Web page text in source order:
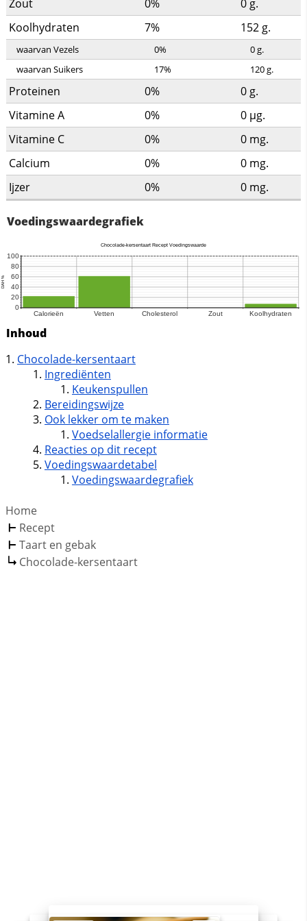
Zout 0% 0 g.
Koolhydraten
7% 152 g.
waarvan Vezels 0% 0g.
waarvan Suikers
17% 120g.
Proteinen 0% 0 g.
Vitamine A
0% 0 µg.
Vitamine C
0% 0 mg.
Calcium
0% 0 mg.
Ijzer
0% 0 mg.
Voedingswaardegrafiek
Inhoud
Chocolade-kersentaart
Ingrediënten
Keukenspullen
Bereidingswijze
Ook lekker om te maken
Voedselallergie informatie
Reacties op dit recept
Voedingswaardetabel
Voedingswaardegrafiek
Home
Recept
Taart en gebak
Chocolade-kersentaart